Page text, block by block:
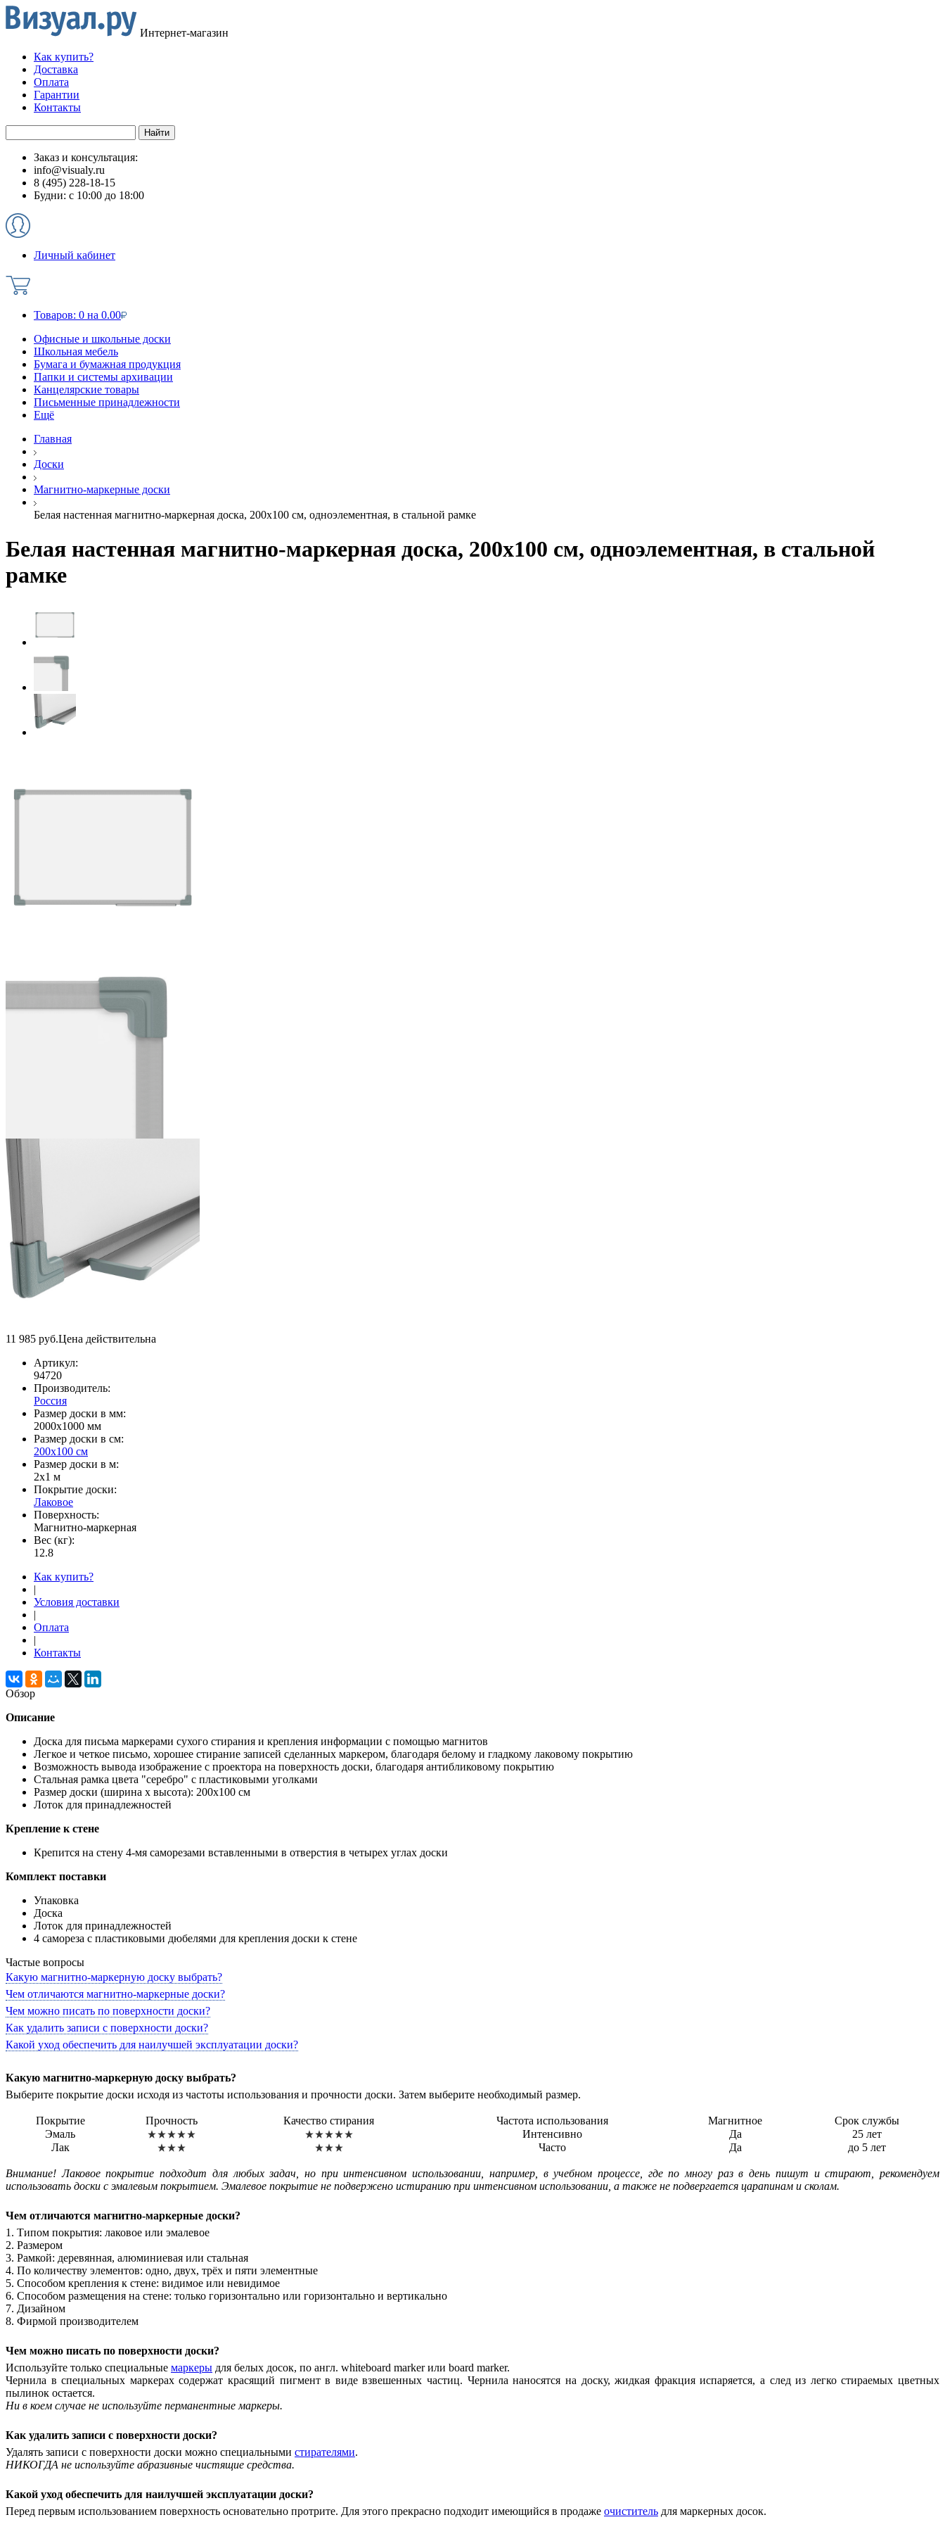
Интернет-магазин
Как купить?
Доставка
Оплата
Гарантии
Контакты
Заказ и консультация:
info@visualy.ru
8 (495) 228-18-15
Будни: с 10:00 до 18:00
Личный кабинет
Товаров: 0 на 0.00
Офисные и школьные доски
Школьная мебель
Бумага и бумажная продукция
Папки и системы архивации
Канцелярские товары
Письменные принадлежности
Ещё
Главная
Доски
Магнитно-маркерные доски
Белая настенная магнитно-маркерная доска, 200х100 см, одноэлементная, в стальной рамке
Белая настенная магнитно-маркерная доска, 200х100 см, одноэлементная, в стальной
рамке
11 985 руб.Цена действительна
Артикул:
94720
Производитель:
Россия
Размер доски в мм:
2000х1000 мм
Размер доски в см:
200х100 см
Размер доски в м:
2х1 м
Покрытие доски:
Лаковое
Поверхность:
Магнитно-маркерная
Вес (кг):
12.8
Как купить?
|
Условия доставки
|
Оплата
|
Контакты
Обзор
Описание
Доска для письма маркерами сухого стирания и крепления информации с помощью магнитов
Легкое и четкое письмо, хорошее стирание записей сделанных маркером, благодаря белому и гладкому лаковому покрытию
Возможность вывода изображение с проектора на поверхность доски, благодаря антибликовому покрытию
Стальная рамка цвета "серебро" с пластиковыми уголками
Размер доски (ширина х высота): 200х100 см
Лоток для принадлежностей
Крепление к стене
Крепится на стену 4-мя саморезами вставленными в отверстия в четырех углах доски
Комплект поставки
Упаковка
Доска
Лоток для принадлежностей
4 самореза с пластиковыми дюбелями для крепления доски к стене
Частые вопросы
Какую магнитно-маркерную доску выбрать?
Чем отличаются магнитно-маркерные доски?
Чем можно писать по поверхности доски?
Как удалить записи с поверхности доски?
Какой уход обеспечить для наилучшей эксплуатации доски?
Какую магнитно-маркерную доску выбрать?
Выберите покрытие доски исходя из частоты использования и прочности доски. Затем выберите необходимый размер.
Покрытие Прочность Качество стирания Частота использования Магнитное
Срок службы
Эмаль
Интенсивно Да
25 лет
Лак
Часто Да до 5 лет
Внимание! Лаковое покрытие подходит для любых задач, но при интенсивном использовании, например, в учебном процессе, где по многу раз в день пишут и стирают, рекомендуем
использовать доски с эмалевым покрытием. Эмалевое покрытие не подвержено истиранию при интенсивном использовании, а также не подвергается царапинам и сколам.
Чем отличаются магнитно-маркерные доски?
1. Типом покрытия: лаковое или эмалевое
2. Размером
3. Рамкой: деревянная, алюминиевая или стальная
4. По количеству элементов: одно, двух, трёх и пяти элементные
5. Способом крепления к стене: видимое или невидимое
6. Способом размещения на стене: только горизонтально или горизонтально и вертикально
7. Дизайном
8. Фирмой производителем
Чем можно писать по поверхности доски?
Используйте только специальные маркеры для белых досок, по англ. whiteboard marker или board marker.
Чернила в специальных маркерах содержат красящий пигмент в виде взвешенных частиц. Чернила наносятся на доску, жидкая фракция испаряется, а след из легко стираемых цветных
пылинок остается.
Ни в коем случае не используйте перманентные маркеры.
Как удалить записи с поверхности доски?
Удалять записи с поверхности доски можно специальными стирателями.
НИКОГДА не используйте абразивные чистящие средства.
Какой уход обеспечить для наилучшей эксплуатации доски?
Перед первым использованием поверхность основательно протрите. Для этого прекрасно подходит имеющийся в продаже очиститель для маркерных досок.